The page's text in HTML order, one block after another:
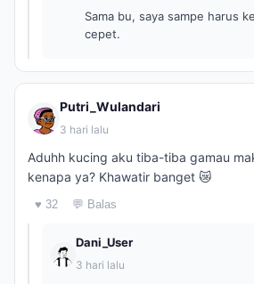
Sama bu, saya sampe harus
cepet.
Putri_Wulandari
3 hari lalu
Aduhh kucing aku tiba-tiba gamau
kenapa ya? Khawatir banget 😿
♥ 32 💬 Balas
Dani_User
3 hari lalu